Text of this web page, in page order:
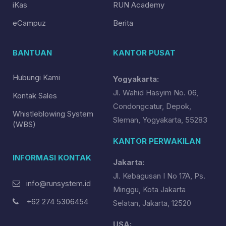
iKas
eCampuz
RUN Academy
Berita
BANTUAN
Hubungi Kami
Kontak Sales
Whistleblowing System
(WBS)
INFORMASI KONTAK
info@runsystem.id
+62 274 5306454
KANTOR PUSAT
Yogyakarta:
Jl. Wahid Hasyim No. 06,
Condongcatur, Depok,
Sleman, Yogyakarta, 55283
KANTOR PERWAKILAN
Jakarta:
Jl. Kebagusan I No 17A, Ps.
Minggu, Kota Jakarta
Selatan, Jakarta, 12520